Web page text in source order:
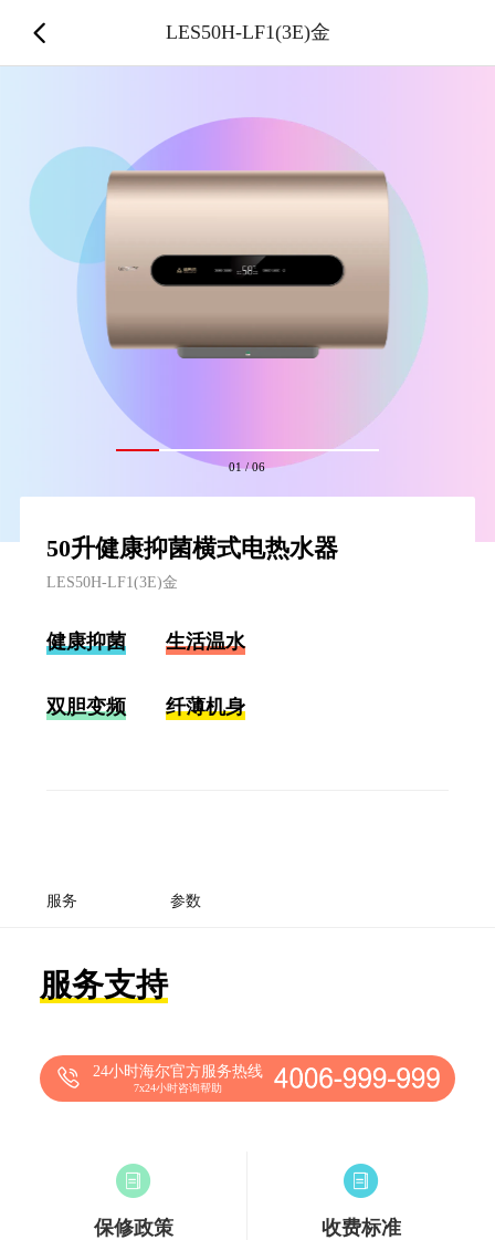
01/06
50升健康抑菌横式电热水器
LES50H-LF1(3E)金
健康抑菌 生活温水
双胆变频 纤薄机身
服务 参数
服务支持
24小时海尔官方服务热线
7x24小时咨询帮助
保修政策 收费标准
LES50H-LF1(3E)金